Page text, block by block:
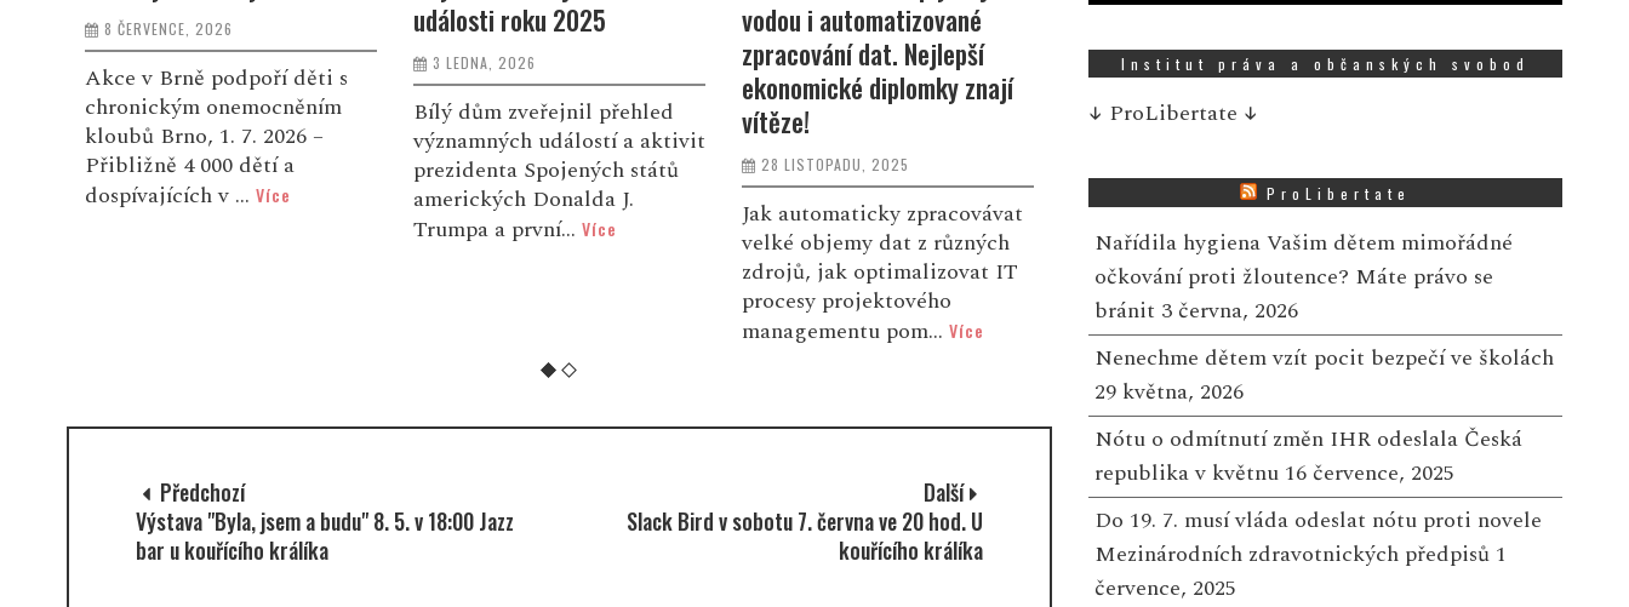
události roku 2025
Bílý dům zveřejnil přehled
významných událostí a aktivit
prezidenta Spojených států
amerických Donalda J.
vodou i automatizované
zpracování dat. Nejlepší
ekonomické diplomky znají
vítěze!
28 LISTOPADU, 2025
Jak automaticky zpracovávat
velké objemy dat z různých
přišla o maminku a manželku
6 LISTOPADU, 2025
Sára celý život rozdávala
dobro kolem sebe a žila
podle motta „Dej a bude ti
dáno.“ Byla milující mámou
devítileté Beátk...Více
potenciál nejlehčího prvku
ve vesmíru
Česká vodíková
technologická platforma
(HYTEP) se připojuje k
celosvětové oslavě 11.
ročníku Mezinárodního dne
vodíku a ...Více
450 000 Kč na
a mladých
V sobotu 9. srpna se ve
vybraných prodejnách
po celé České
uskutečnila speciální
grantového prog...
Předchozí
Výstava "Byla, jsem a budu" 8. 5. v 18:00 Jazz
bar u kouřícího králíka
Další
Slack Bird v sobotu 7. června ve 20 hod. U
kouřícího králíka
Institut práva a občanských svobod
↓ ProLibertate ↓
ProLibertate
Nařídila hygiena Vašim dětem mimořádné
očkování proti žloutence? Máte právo se
bránit 3 června, 2026
Nenechme dětem vzít pocit bezpečí ve školách
29 května, 2026
Nótu o odmítnutí změn IHR odeslala Česká
republika v květnu 16 července, 2025
Do 19. 7. musí vláda odeslat nótu proti novele
Mezinárodních zdravotnických předpisů 1
července, 2025